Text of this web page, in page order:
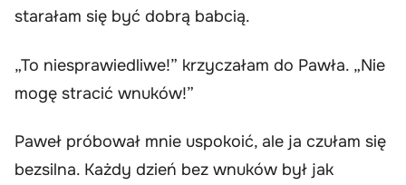
starałam się być dobrą babcią.
„To niesprawiedliwe!” krzyczałam do Pawła. „Nie
mogę stracić wnuków!”
Paweł próbował mnie uspokoić, ale ja czułam się
bezsilna. Każdy dzień bez wnuków był jak